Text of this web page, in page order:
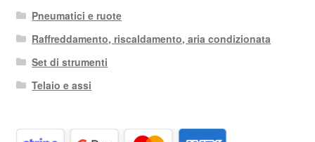
Pneumatici e ruote
Raffreddamento, riscaldamento, aria condizionata
Set di strumenti
Telaio e assi